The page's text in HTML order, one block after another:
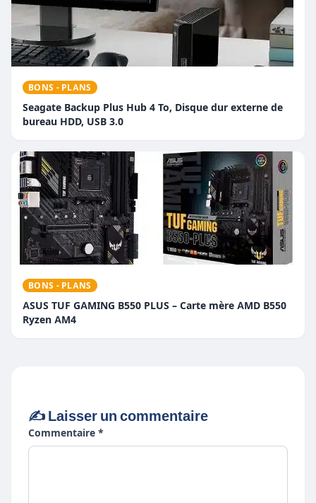
BONS - PLANS
Seagate Backup Plus Hub 4 To, Disque dur externe de
bureau HDD, USB 3.0
BONS - PLANS
ASUS TUF GAMING B550 PLUS – Carte mère AMD B550
Ryzen AM4
✍️ Laisser un commentaire
Commentaire *